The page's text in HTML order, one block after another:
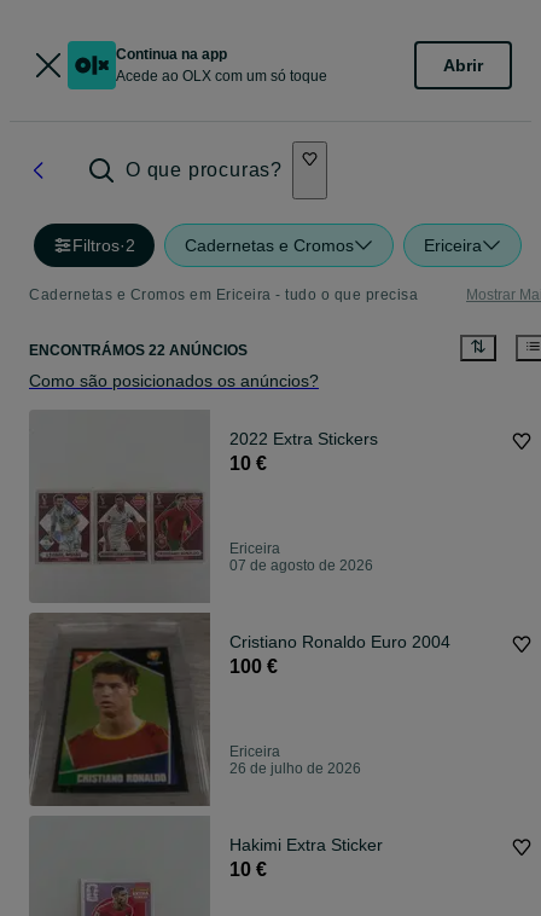
Continua na app
Acede ao OLX com um só toque
Abrir
O que procuras?
Filtros·2 Cadernetas e Cromos Ericeira
Cadernetas e Cromos em Ericeira - tudo o que precisa Mostrar
ENCONTRÁMOS 22 ANÚNCIOS
Como são posicionados os anúncios?
2022 Extra Stickers
10 €
Ericeira
07 de agosto de 2026
Cristiano Ronaldo Euro 2004
100 €
Ericeira
26 de julho de 2026
Hakimi Extra Sticker
10 €